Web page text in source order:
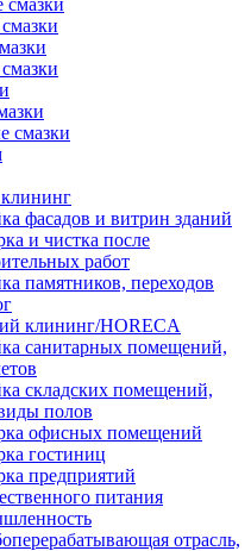
смазки
фасадов и витрин зданий
и чистка после
работ
памятников, переходов
клининг/HORECA
санитарных помещений,
складских помещений,
полов
офисных помещений
гостиниц
предприятий
питания
отрасль,